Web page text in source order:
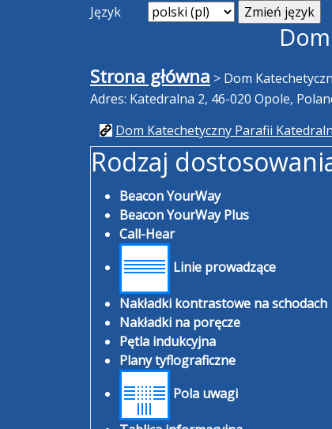
Język
Strona główna > Dom
Adres: Katedralna 2, 46-020 Opole,
Dom Katechetyczny Parafii
Rodzaj
Beacon YourWay
Beacon YourWay Plus
Call-Hear
Linie prowadzące
Nakładki kontrastowe na schodach
Nakładki na poręcze
Pętla indukcyjna
Plany tyflograficzne
Pola uwagi